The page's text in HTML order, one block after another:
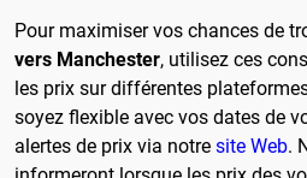
Pour maximiser vos chances de
vers Manchester, utilisez ces
les prix sur différentes
soyez flexible avec vos dates de
alertes de prix via notre site Web.